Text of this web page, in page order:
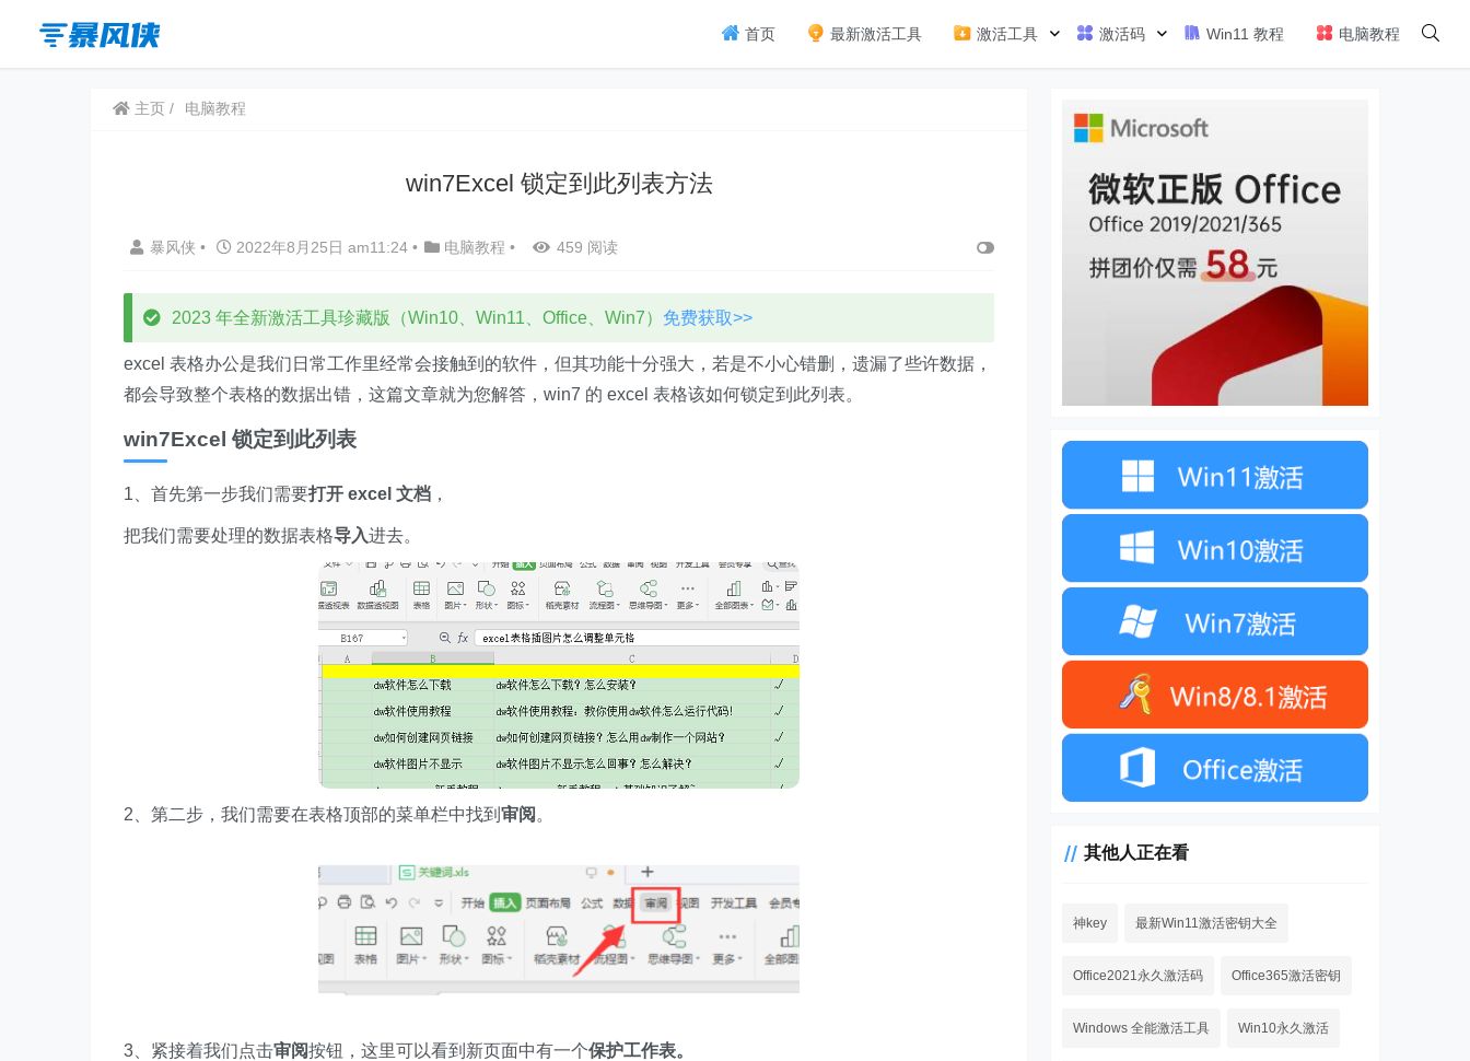
首页 最新激活工具 激活工具 激活码 Win11 教程 电脑教程
主页 电脑教程
win7Excel 锁定到此列表方法
暴风侠 • 2022年8月25日 am11:24 • 电脑教程 • 459 阅读
2023 年全新激活工具珍藏版（Win10、Win11、Office、Win7） 免费获取>>
excel 表格办公是我们日常工作里经常会接触到的软件，但其功能十分强大，若是不小心错删，遗漏了些许数据，
都会导致整个表格的数据出错，这篇文章就为您解答，win7 的 excel 表格该如何锁定到此列表。
win7Excel 锁定到此列表
1、首先第一步我们需要打开 excel 文档 ，
把我们需要处理的数据表格导入进去。
2、第二步，我们需要在表格顶部的菜单栏中找到 审阅 。
3、紧接着我们点击审阅按钮，这里可以看到新页面中有一个保护工作表。
其他人正在看
神key 最新Win11激活密钥大全
Office2021永久激活码 Office365激活密钥
Windows 全能激活工具 Win10永久激活